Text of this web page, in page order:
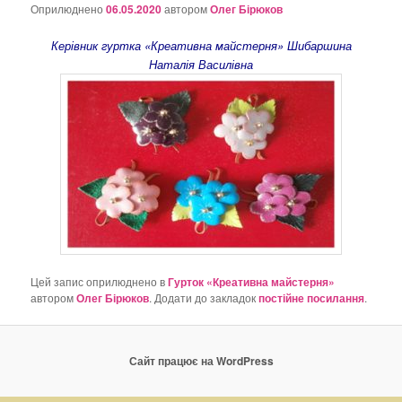
о
а
п
и
с
а
х
Оприлюднено06.05.2020авторомОлег Бірюков
Керівник гуртка «Креативна майстерня» Шибаршина
Наталія Василівна
Цей запис оприлюднено вГурток «Креативна майстерня»
авторомОлег Бірюков. Додати до закладокпостійне посилання.
Сайт працює на WordPress